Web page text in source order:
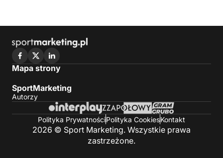
Mapa strony
SportMarketing
Autorzy
Polityka PrywatnościPolityka CookiesKontakt
2026 © Sport Marketing. Wszystkie prawa
zastrzeżone.